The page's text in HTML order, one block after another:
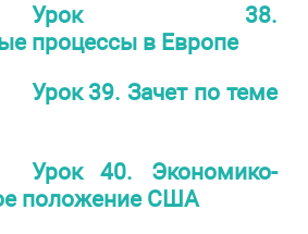
Урок 38.
процессы в Европе
Урок 39. Зачет по теме
Урок 40. Экономико-
положение США